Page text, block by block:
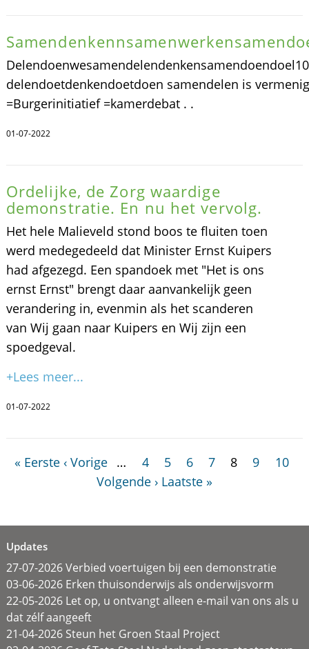
delendoetdenkendoetdoen samendelen is
=Burgerinitiatief =kamerdebat . .
01-07-2022
Ordelijke, de Zorg waardige
demonstratie. En nu het vervolg.
Het hele Malieveld stond boos te fluiten toen
werd medegedeeld dat Minister Ernst Kuipers
had afgezegd. Een spandoek met "Het is ons
ernst Ernst" brengt daar aanvankelijk geen
verandering in, evenmin als het scanderen
van Wij gaan naar Kuipers en Wij zijn een
spoedgeval.
+Lees meer...
01-07-2022
« Eerste ‹ Vorige … 4 5 6 7 8 9
10
Volgende › Laatste »
Updates
27-07-2026 Verbied voertuigen bij een demonstratie
03-06-2026 Erken thuisonderwijs als onderwijsvorm
22-05-2026 Let op, u ontvangt alleen e-mail van ons als u
dat zélf aangeeft
21-04-2026 Steun het Groen Staal Project